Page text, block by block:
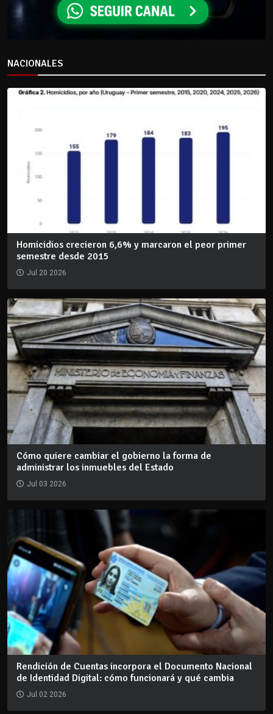
NACIONALES
Homicidios crecieron 6,6% y marcaron el peor primer
semestre desde 2015
Jul 20 2026
Cómo quiere cambiar el gobierno la forma de
administrar los inmuebles del Estado
Jul 03 2026
Rendición de Cuentas incorpora el Documento Nacional
de Identidad Digital: cómo funcionará y qué cambia
Jul 02 2026